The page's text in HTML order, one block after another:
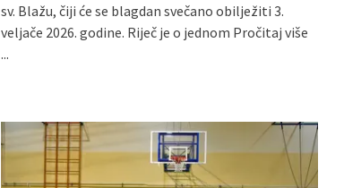
sv. Blažu, čiji će se blagdan svečano obilježiti 3.
veljače 2026. godine. Riječ je o jednom Pročitaj više
...